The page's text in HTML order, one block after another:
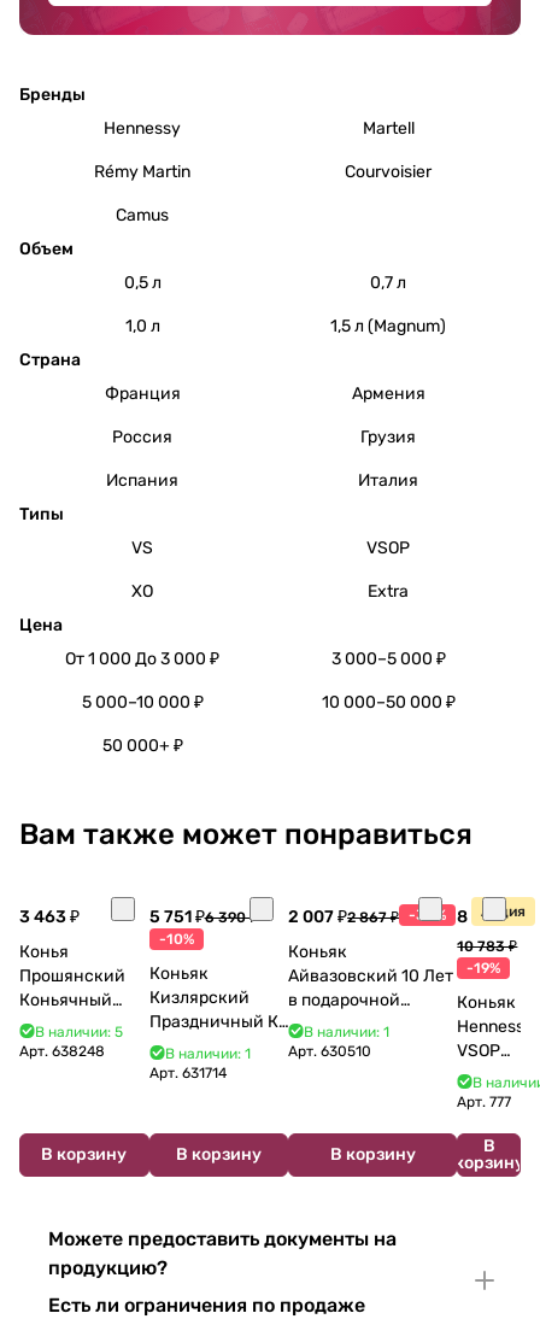
Бренды
Hennessy
Martell
Rémy Martin Courvoisier
Camus
Объем
0,5 л
0,7 л
1,0 л
1,5 л (Magnum)
Страна
Франция
Армения
Россия Грузия
Испания
Италия
Типы
VS
VSOP
XO
Extra
Цена
От 1 000 До 3 000 ₽
3 000–5 000 ₽
5 000–10 000 ₽ 10 000–50 000 ₽
50 000+ ₽
Вам также может понравиться
3 463 ₽
Конья
Прошянский
Коньячный
Завод Елочка 7
лет п/у 750 мл
В наличии: 5
Арт. 638248
В корзину
5 751 ₽6 390 ₽
-10%
Коньяк
Кизлярский
Праздничный КС
17 лет с мюзле в
тубе 500 мл
В наличии: 1
Арт. 631714
В корзину
2 007 ₽2 867 ₽ -30%
Коньяк
Айвазовский 10 Лет
в подарочной
упаковке (новый
В наличии: 1
Арт.630510
В корзину
Акция
8 770 ₽
10 783 ₽
-19%
Коньяк
Hennessy
VSOP
700 мл
В
Арт.777
В
корзину
Можете предоставить документы на
продукцию?
Есть ли ограничения по продаже